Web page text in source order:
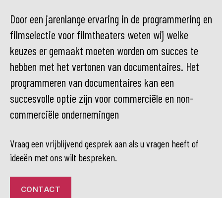
Door een jarenlange ervaring in de programmering en
filmselectie voor filmtheaters weten wij welke
keuzes er gemaakt moeten worden om succes te
hebben met het vertonen van documentaires. Het
programmeren van documentaires kan een
succesvolle optie zijn voor commerciële en non-
commerciële ondernemingen
Vraag een vrijblijvend gesprek aan als u vragen heeft of
ideeën met ons wilt bespreken.
CONTACT